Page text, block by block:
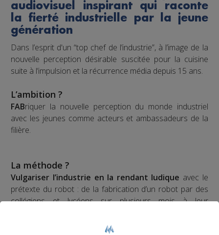
audiovisuel inspirant qui raconte
la fierté industrielle par la jeune
génération
Dans l’esprit d'un “top chef de l’industrie”, à l’image de la
nouvelle perception désirable suscitée pour la cuisine
suite à l’impulsion et la récurrence média depuis 15 ans.
L’ambition ?
FABriquer la nouvelle perception du monde industriel
avec les jeunes comme acteurs et ambassadeurs de la
filière.
La méthode ?
Vulgariser l’industrie en la rendant ludique avec le
prétexte du robot : de la fabrication d’un robot par des
collégiens et lycéens sur plusieurs mois à leur
"First Tech Challenge" en points d’orgue, avec leur robot